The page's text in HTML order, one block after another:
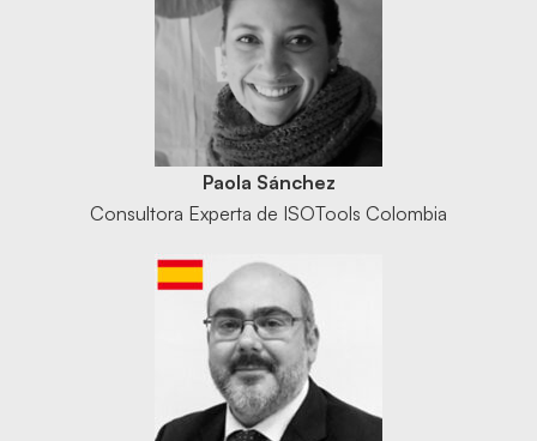
Paola Sánchez
Consultora Experta de ISOTools Colombia